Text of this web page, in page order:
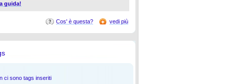
guida!
Cos' è questa? vedi più
ci sono tags inseriti